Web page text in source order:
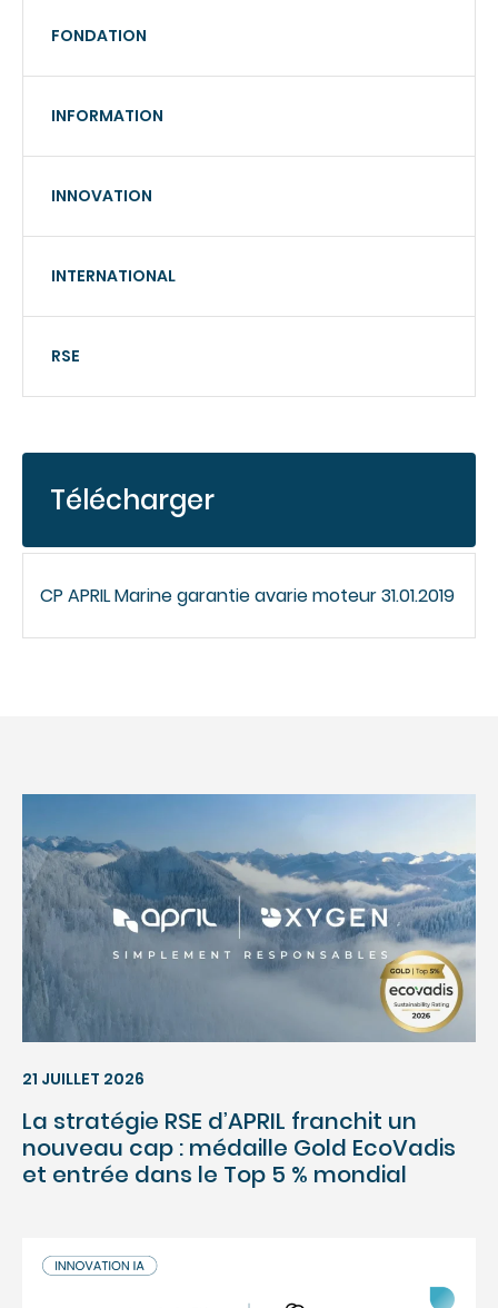
FONDATION
INFORMATION
INNOVATION
INTERNATIONAL
RSE
Télécharger
CP APRIL Marine garantie avarie moteur 31.01.2019
21 JUILLET 2026
La stratégie RSE d’APRIL franchit un
nouveau cap : médaille Gold EcoVadis
et entrée dans le Top 5 % mondial